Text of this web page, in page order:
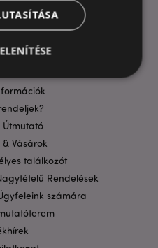
LINKEK
Útmutató
Vásárok
találkozót
Rendelések
számára
alapvető funkcióit,
és a
használható
sütik nélkül.